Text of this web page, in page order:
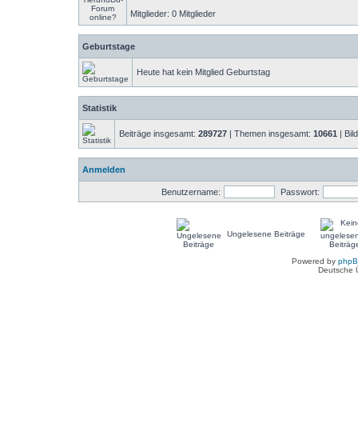
Mitglieder: 0 Mitglieder
Geburtstage
Heute hat kein Mitglied Geburtstag
Statistik
Beiträge insgesamt: 289727 | Themen insgesamt: 10661 |
Anmelden
Benutzername: Passwort:
Ungelesene Beiträge
Powered by
Deutsche